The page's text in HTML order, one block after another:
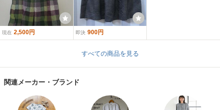
現在 2,500円 即決 900円
すべての商品を見る
関連メーカー・ブランド